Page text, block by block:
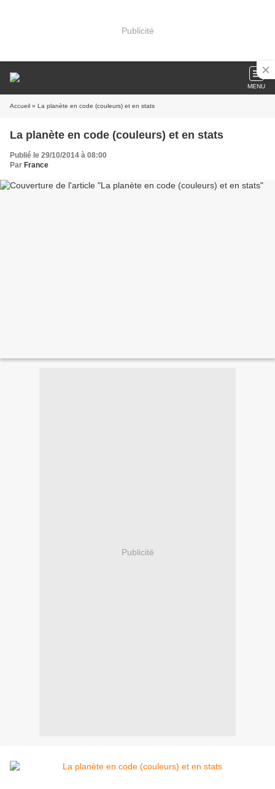
Publicité
MENU
Accueil » La planète en code (couleurs) et en stats
La planète en code (couleurs) et en stats
Publié le 29/10/2014 à 08:00
Par France
Publicité